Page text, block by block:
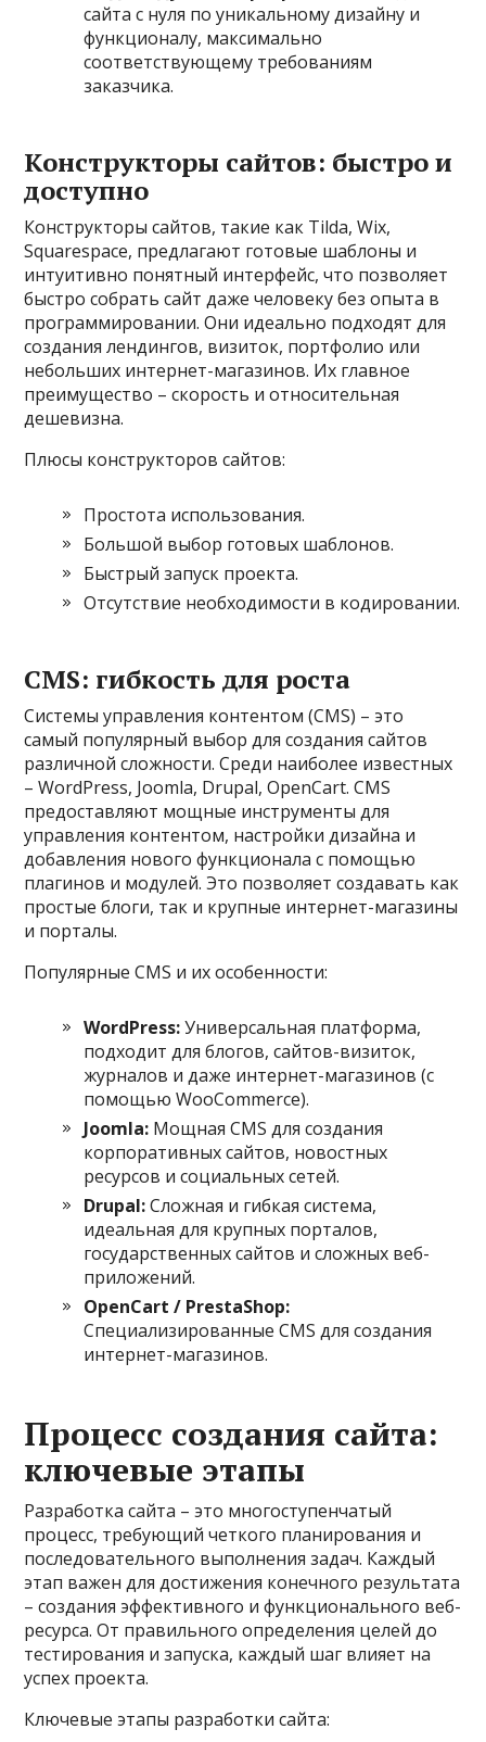
сайта с нуля по уникальному дизайну и
функционалу, максимально
соответствующему требованиям
заказчика.
Конструкторы сайтов: быстро и
доступно
Конструкторы сайтов, такие как Tilda, Wix,
Squarespace, предлагают готовые шаблоны и
интуитивно понятный интерфейс, что позволяет
быстро собрать сайт даже человеку без опыта в
программировании. Они идеально подходят для
создания лендингов, визиток, портфолио или
небольших интернет-магазинов. Их главное
преимущество – скорость и относительная
дешевизна.
Плюсы конструкторов сайтов:
Простота использования.
Большой выбор готовых шаблонов.
Быстрый запуск проекта.
Отсутствие необходимости в кодировании.
CMS: гибкость для роста
Системы управления контентом (CMS) – это
самый популярный выбор для создания сайтов
различной сложности. Среди наиболее известных
– WordPress, Joomla, Drupal, OpenCart. CMS
предоставляют мощные инструменты для
управления контентом, настройки дизайна и
добавления нового функционала с помощью
плагинов и модулей. Это позволяет создавать как
простые блоги, так и крупные интернет-магазины
и порталы.
Популярные CMS и их особенности:
WordPress:Универсальная платформа,
подходит для блогов, сайтов-визиток,
журналов и даже интернет-магазинов (с
помощью WooCommerce).
Joomla: Мощная CMS для создания
корпоративных сайтов, новостных
ресурсов и социальных сетей.
Drupal:Сложная и гибкая система,
идеальная для крупных порталов,
государственных сайтов и сложных веб-
приложений.
OpenCart / PrestaShop:
Специализированные CMS для создания
интернет-магазинов.
Процесс создания сайта:
ключевые этапы
Разработка сайта – это многоступенчатый
процесс, требующий четкого планирования и
последовательного выполнения задач. Каждый
этап важен для достижения конечного результата
– создания эффективного и функционального веб-
ресурса. От правильного определения целей до
тестирования и запуска, каждый шаг влияет на
успех проекта.
Ключевые этапы разработки сайта: